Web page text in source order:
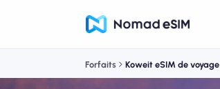
Forfaits Koweit eSIM de voyage